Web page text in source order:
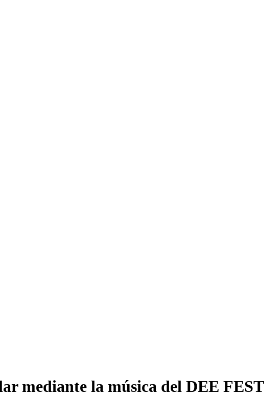
mediante la música del DEE FEST